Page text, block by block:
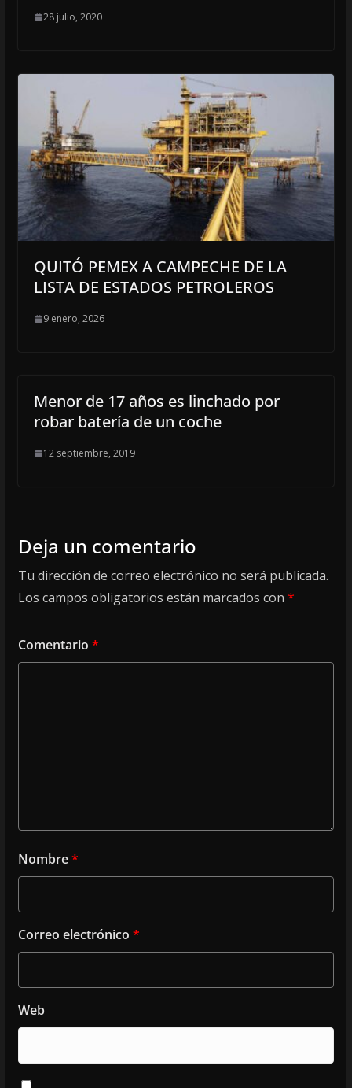
28 julio, 2020
QUITÓ PEMEX A CAMPECHE DE LA
LISTA DE ESTADOS PETROLEROS
9 enero, 2026
Menor de 17 años es linchado por
robar batería de un coche
12 septiembre, 2019
Deja un comentario
Tu dirección de correo electrónico no será publicada.
Los campos obligatorios están marcados con *
Comentario *
Nombre*
Correo electrónico *
Web